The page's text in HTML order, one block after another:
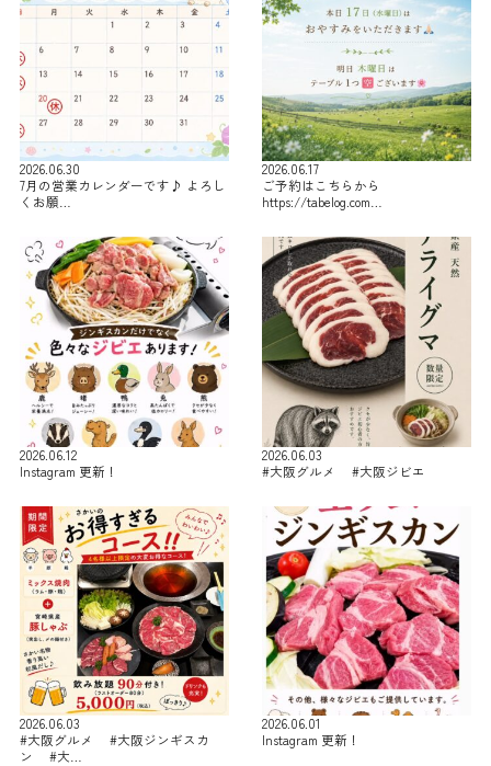
2026.06.30
7月の営業カレンダーです♪ よろし
くお願…
2026.06.17
ご予約はこちらから
https://tabelog.com…
2026.06.12
Instagram 更新！
2026.06.03
#大阪グルメ #大阪ジビエ
2026.06.03
#大阪グルメ #大阪ジンギスカ
ン #大…
2026.06.01
Instagram 更新！